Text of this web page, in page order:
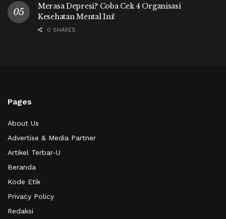
Merasa Depresi? Coba Cek 4 Organisasi
Kesehatan Mental Ini!
0 SHARES
Pages
About Us
Advertise & Media Partner
Artikel Terbar-U
Beranda
Kode Etik
Privacy Policy
Redaksi